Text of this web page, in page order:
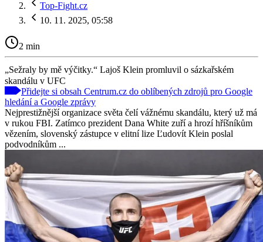
Top-Fight.cz
10. 11. 2025, 05:58
2 min
„Sežraly by mě výčitky.“ Lajoš Klein promluvil o sázkařském
skandálu v UFC
Přidejte si obsah Centrum.cz do oblíbených zdrojů pro Google
hledání a Google zprávy
Nejprestižnější organizace světa čelí vážnému skandálu, který už má
v rukou FBI. Zatímco prezident Dana White zuří a hrozí hříšníkům
vězením, slovenský zástupce v elitní lize Ľudovít Klein poslal
podvodníkům ...